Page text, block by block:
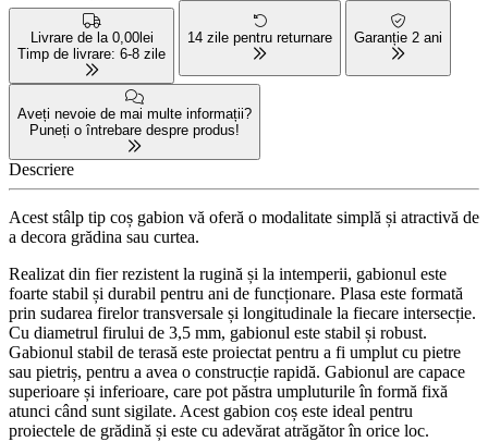
Livrare de la 0,00lei
Timp de livrare: 6-8 zile
14 zile pentru returnare Garanție 2 ani
Aveți nevoie de mai multe informații?
Puneți o întrebare despre produs!
Descriere
Acest stâlp tip coș gabion vă oferă o modalitate simplă și atractivă de
a decora grădina sau curtea.
Realizat din fier rezistent la rugină și la intemperii, gabionul este
foarte stabil și durabil pentru ani de funcționare. Plasa este formată
prin sudarea firelor transversale și longitudinale la fiecare intersecție.
Cu diametrul firului de 3,5 mm, gabionul este stabil și robust.
Gabionul stabil de terasă este proiectat pentru a fi umplut cu pietre
sau pietriș, pentru a avea o construcție rapidă. Gabionul are capace
superioare și inferioare, care pot păstra umpluturile în formă fixă
atunci când sunt sigilate. Acest gabion coș este ideal pentru
proiectele de grădină și este cu adevărat atrăgător în orice loc.